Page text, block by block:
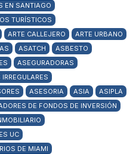
EN SANTIAGO
TURÍSTICOS
ARTE CALLEJERO
ARTE URBANO
ASATCH
ASBESTO
ASEGURADORAS
ASESORIA ASIA
ASIPLA
DE FONDOS DE INVERSIÓN
UC
DE MIAMI